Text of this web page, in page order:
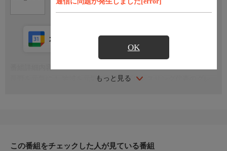
OK
もっと見る
カレンダー登録 アプリ視聴
長野を元気に！ 地域を元気に！信州プロレスリング代表のグレ
この番組をチェックした人が見ている番組